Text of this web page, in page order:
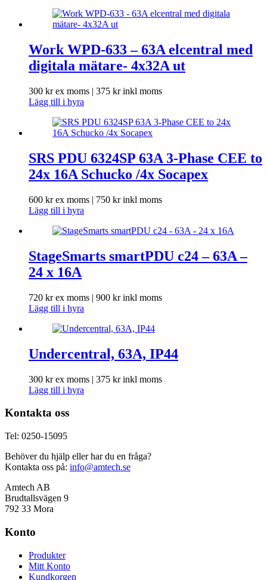
Work WPD-633 – 63A elcentral med
digitala mätare- 4x32A ut
300 krex moms | 375 krinkl moms
Lägg till i hyra
SRS PDU 6324SP 63A 3-Phase CEE to
24x 16A Schucko /4x Socapex
600 krex moms | 750 krinkl moms
Lägg till i hyra
StageSmarts smartPDU c24 – 63A –
24 x 16A
720 krex moms | 900 krinkl moms
Lägg till i hyra
Undercentral, 63A, IP44
300 krex moms | 375 krinkl moms
Lägg till i hyra
Kontakta oss
Tel: 0250-15095
Behöver du hjälp eller har du en fråga?
Kontakta oss på: info@amtech.se
Amtech AB
Brudtallsvägen 9
792 33 Mora
Konto
Produkter
Mitt Konto
Kundkorgen